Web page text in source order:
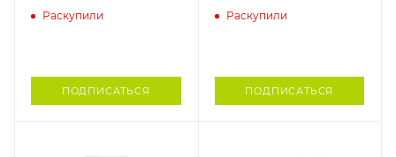
папайей SECRET AGE
Раскупили
ПОДПИСАТЬСЯ
HISTOMER, 200 мл
Раскупили
ПОДПИСАТЬСЯ